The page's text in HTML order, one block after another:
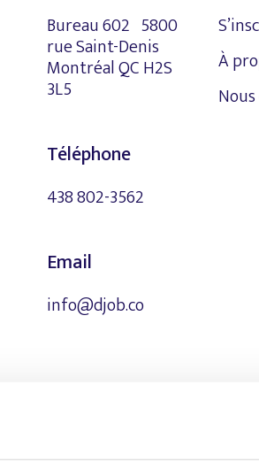
Bureau 602 5800
rue Saint-Denis
Montréal QC H2S
3L5
Téléphone
438 802-3562
Email
info@djob.co
À